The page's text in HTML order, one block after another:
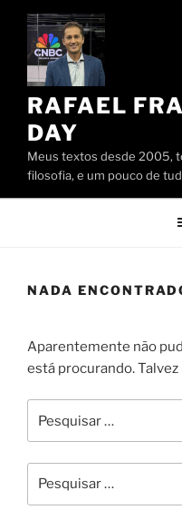
Pular
conteúdo
RAFAEL
DAY
Meus textos desde 2005,
filosofia, e um pouco de
NADA
Aparentemente não
está procurando. Talvez
por:
por: